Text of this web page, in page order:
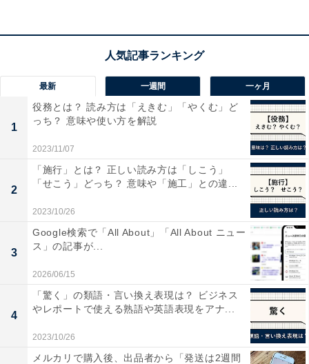
「構いません」の敬語（2）支障ありません
「差し支えありません」と同様に使えます。「差し支え
ありません」の方が、優しく丁寧な印象になります。
「構いません」の敬語（3）問題ありません
ある物事に対して、支障や問題がないときに敬語表現と
して使えます。「いいですよ」という意味であれば、
「差し支えありません」を使った方が優しく丁寧な印象
になります。
最新 一週間 一ヶ月
1
役務とは？ 読み方は「えきむ」「やくむ」ど
っち？ 意味や使い方を解説
2023/11/07
2
「施行」とは？ 正しい読み方は「しこう」
「せこう」どっち？ 意味や「施工」との違...
2023/10/26
3
Google検索で「All About」「All About ニュー
ス」の記事が...
2026/06/15
4
「驚く」の類語・言い換え表現は？ ビジネス
やレポートで使える熟語や英語表現をアナ...
2023/10/26
メルカリで購入後、出品者から「発送は2週間